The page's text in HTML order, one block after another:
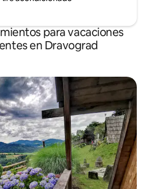
para vacaciones
en Dravograd